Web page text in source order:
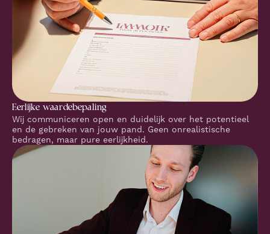
Eerlijke waardebepaling
Wij communiceren open en duidelijk over het potentieel
en de gebreken van jouw pand. Geen onrealistische
bedragen, maar pure eerlijkheid.